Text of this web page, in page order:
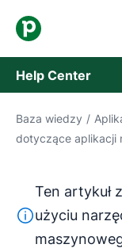
Help Center
Baza wiedzy
Skontaktuj się z
Baza wiedzy /
dotyczące aplikacji
Ten tekst został
Ten artykuł
użyciu